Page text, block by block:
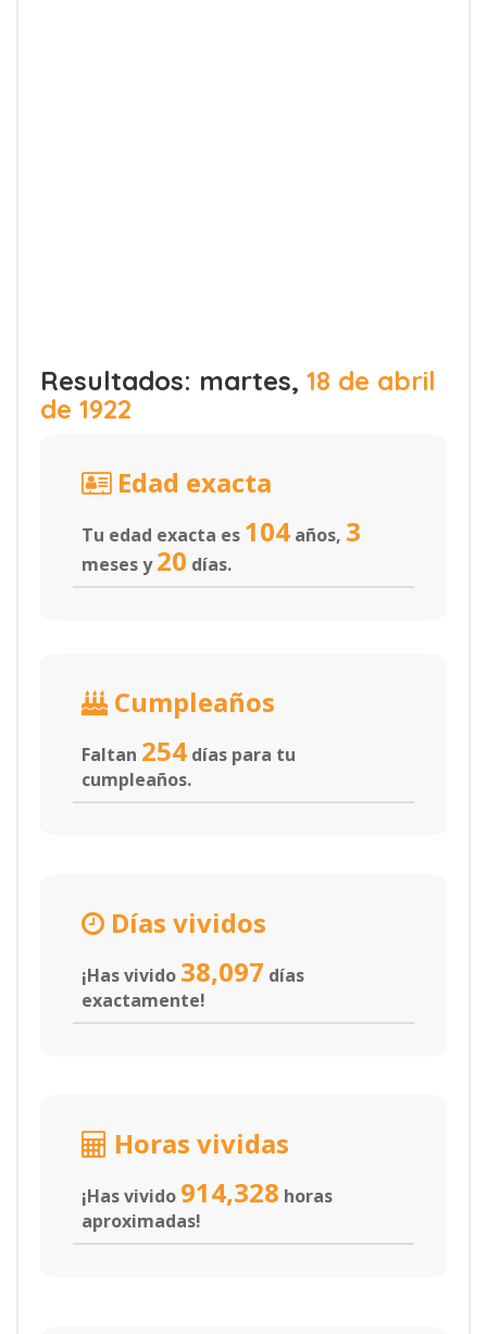
Resultados: martes, 18 de abril
de 1922
Edad exacta
Tu edad exacta es 104 años, 3
meses y20 días.
Cumpleaños
Faltan 254 días para tu
cumpleaños.
Días vividos
¡Has vivido 38,097 días
exactamente!
Horas vividas
¡Has vivido 914,328 horas
aproximadas!